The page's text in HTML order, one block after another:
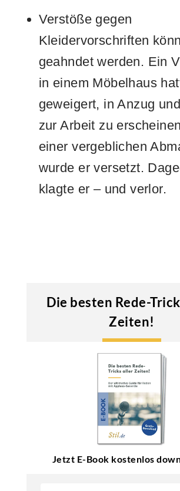
Verstöße gegen
Kleidervorschriften
geahndet werden. Ein
in einem Möbelhaus
geweigert, in Anzug
zur Arbeit zu
einer vergeblichen
wurde er versetzt.
klagte er – und verlor.